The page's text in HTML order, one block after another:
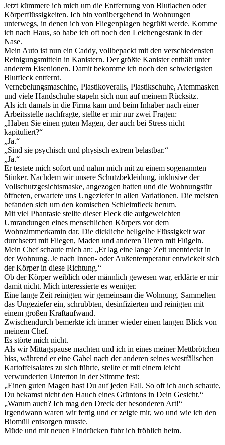
Jetzt kümmere ich mich um die Entfernung von Blutlachen oder
Körperflüssigkeiten. Ich bin vorübergehend in Wohnungen
unterwegs, in denen ich von Fliegenplagen begrüßt werde. Komme
ich nach Haus, so habe ich oft noch den Leichengestank in der
Nase.
Mein Auto ist nun ein Caddy, vollbepackt mit den verschiedensten
Reinigungsmitteln in Kanistern. Der größte Kanister enthält unter
anderem Eisenionen. Damit bekomme ich noch den schwierigsten
Blutfleck entfernt.
Vernebelungsmaschine, Plastikoveralls, Plastikschuhe, Atemmasken
und viele Handschuhe stapeln sich nun auf meinem Rücksitz.
Als ich damals in die Firma kam und beim Inhaber nach einer
Arbeitsstelle nachfragte, stellte er mir nur zwei Fragen:
„Haben Sie einen guten Magen, der auch bei Stress nicht
kapituliert?“
„Ja.“
„Sind sie psychisch und physisch extrem belastbar.“
„Ja.“
Er testete mich sofort und nahm mich mit zu einem sogenannten
Stinker. Nachdem wir unsere Schutzbekleidung, inklusive der
Vollschutzgesichtsmaske, angezogen hatten und die Wohnungstür
öffneten, erwartete uns Ungeziefer in allen Variationen. Die meisten
befanden sich um den komischen Schleimfleck herum.
Mit viel Phantasie stellte dieser Fleck die aufgeweichten
Umrandungen eines menschlichen Körpers vor dem
Wohnzimmerkamin dar. Die dickliche hellgelbe Flüssigkeit war
durchsetzt mit Fliegen, Maden und anderen Tieren mit Flügeln.
Mein Chef schaute mich an: „Er lag eine lange Zeit unentdeckt in
der Wohnung. Je nach Innen- oder Außentemperatur entwickelt sich
der Körper in diese Richtung.“
Ob der Körper weiblich oder männlich gewesen war, erklärte er mir
damit nicht. Mich interessierte es weniger.
Eine lange Zeit reinigten wir gemeinsam die Wohnung. Sammelten
das Ungeziefer ein, schrubbten, desinfizierten und reinigten mit
einem großen Kraftaufwand.
Zwischendurch bemerkte ich immer wieder einen langen Blick von
meinem Chef.
Es störte mich nicht.
Als wir Mittagspause machten und ich in eines meiner Mettbrötchen
biss, während er eine Gabel nach der anderen seines westfälischen
Kartoffelsalates zu sich führte, stellte er mit einem leicht
verwunderten Unterton in der Stimme fest:
„Einen guten Magen hast Du auf jeden Fall. So oft ich auch schaute,
Du bekamst nicht den Hauch eines Grüntons in Dein Gesicht.“
„Warum auch? Ich mag den Dreck der besonderen Art!“
Irgendwann waren wir fertig und er zeigte mir, wo und wie ich den
Biomüll entsorgen musste.
Müde und mit neuen Eindrücken fuhr ich fröhlich heim.